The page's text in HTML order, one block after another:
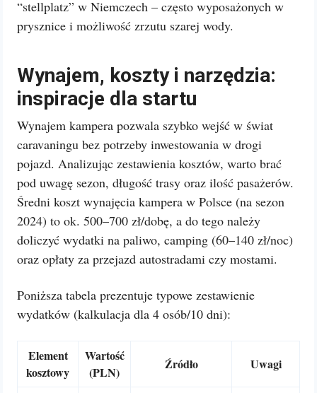
“stellplatz” w Niemczech – często wyposażonych w
prysznice i możliwość zrzutu szarej wody.
Wynajem, koszty i narzędzia:
inspiracje dla startu
Wynajem kampera pozwala szybko wejść w świat
caravaningu bez potrzeby inwestowania w drogi
pojazd. Analizując zestawienia kosztów, warto brać
pod uwagę sezon, długość trasy oraz ilość pasażerów.
Średni koszt wynajęcia kampera w Polsce (na sezon
2024) to ok. 500–700 zł/dobę, a do tego należy
doliczyć wydatki na paliwo, camping (60–140 zł/noc)
oraz opłaty za przejazd autostradami czy mostami.
Poniższa tabela prezentuje typowe zestawienie
wydatków (kalkulacja dla 4 osób/10 dni):
Element
kosztowy
Wartość
(PLN)
Źródło Uwagi